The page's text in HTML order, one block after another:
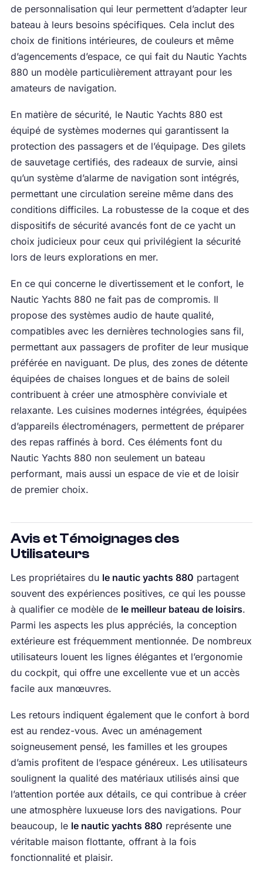
de personnalisation qui leur permettent d’adapter leur
bateau à leurs besoins spécifiques. Cela inclut des
choix de finitions intérieures, de couleurs et même
d’agencements d’espace, ce qui fait du Nautic Yachts
880 un modèle particulièrement attrayant pour les
amateurs de navigation.
En matière de sécurité, le Nautic Yachts 880 est
équipé de systèmes modernes qui garantissent la
protection des passagers et de l’équipage. Des gilets
de sauvetage certifiés, des radeaux de survie, ainsi
qu’un système d’alarme de navigation sont intégrés,
permettant une circulation sereine même dans des
conditions difficiles. La robustesse de la coque et des
dispositifs de sécurité avancés font de ce yacht un
choix judicieux pour ceux qui privilégient la sécurité
lors de leurs explorations en mer.
En ce qui concerne le divertissement et le confort, le
Nautic Yachts 880 ne fait pas de compromis. Il
propose des systèmes audio de haute qualité,
compatibles avec les dernières technologies sans fil,
permettant aux passagers de profiter de leur musique
préférée en naviguant. De plus, des zones de détente
équipées de chaises longues et de bains de soleil
contribuent à créer une atmosphère conviviale et
relaxante. Les cuisines modernes intégrées, équipées
d’appareils électroménagers, permettent de préparer
des repas raffinés à bord. Ces éléments font du
Nautic Yachts 880 non seulement un bateau
performant, mais aussi un espace de vie et de loisir
de premier choix.
Avis et Témoignages des
Utilisateurs
Les propriétaires du le nautic yachts 880 partagent
souvent des expériences positives, ce qui les pousse
à qualifier ce modèle de le meilleur bateau de loisirs.
Parmi les aspects les plus appréciés, la conception
extérieure est fréquemment mentionnée. De nombreux
utilisateurs louent les lignes élégantes et l’ergonomie
du cockpit, qui offre une excellente vue et un accès
facile aux manœuvres.
Les retours indiquent également que le confort à bord
est au rendez-vous. Avec un aménagement
soigneusement pensé, les familles et les groupes
d’amis profitent de l’espace généreux. Les utilisateurs
soulignent la qualité des matériaux utilisés ainsi que
l’attention portée aux détails, ce qui contribue à créer
une atmosphère luxueuse lors des navigations. Pour
beaucoup, le le nautic yachts 880 représente une
véritable maison flottante, offrant à la fois
fonctionnalité et plaisir.